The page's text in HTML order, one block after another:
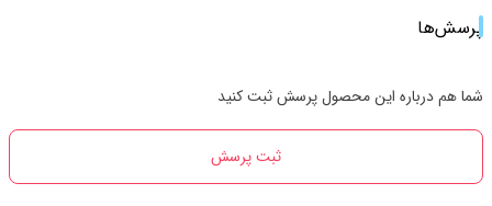
پرسش‌ها
شما هم درباره این محصول پرسش ثبت کنید
ثبت پرسش